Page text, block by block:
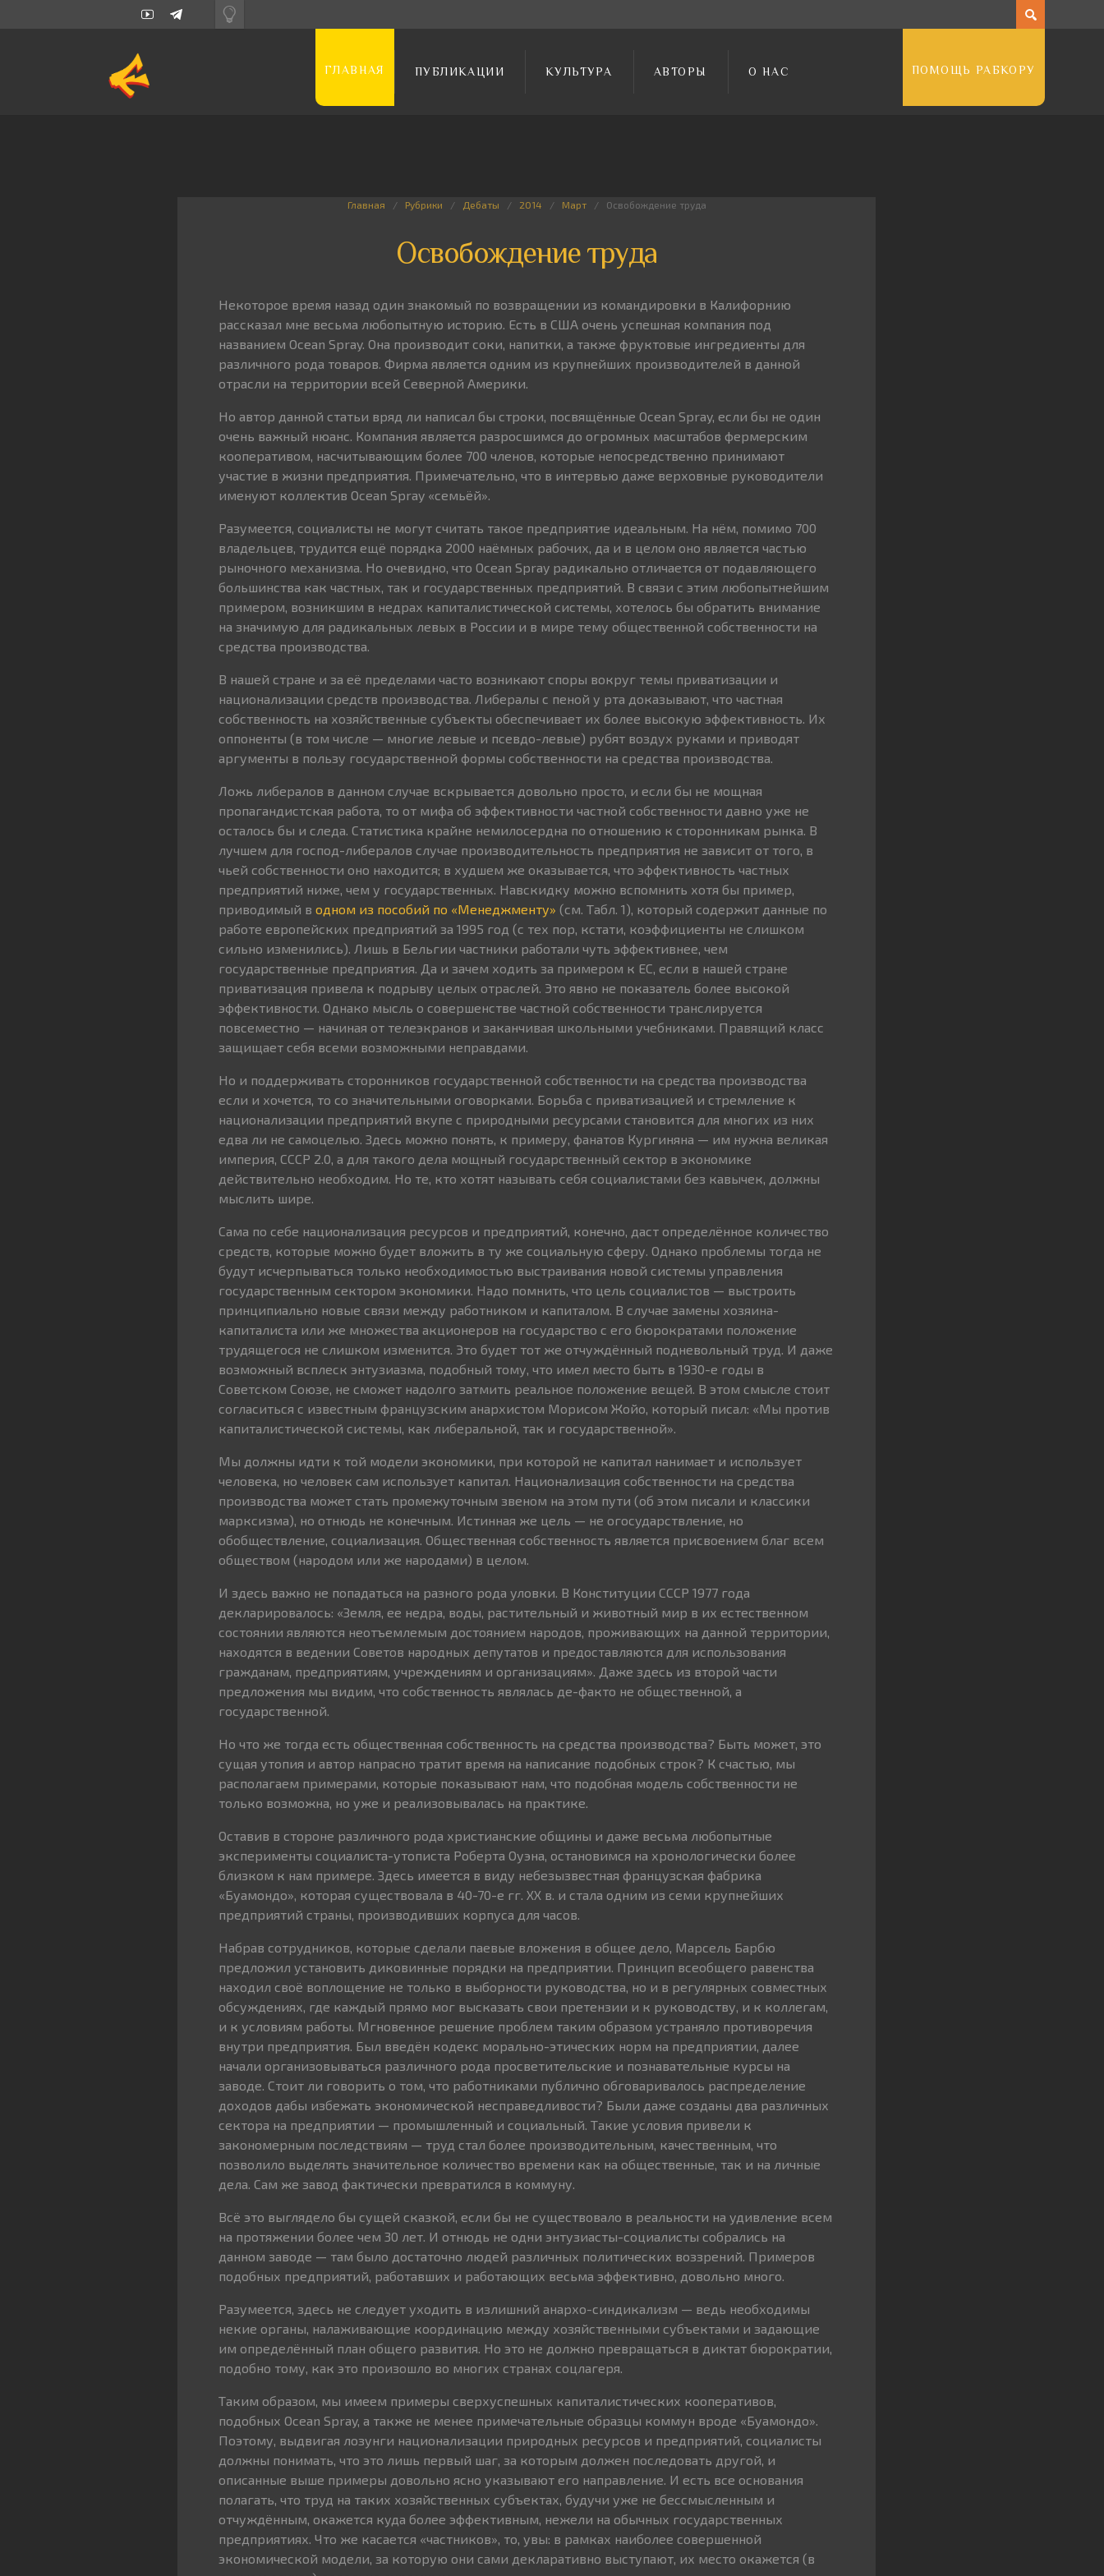
ГЛАВНАЯ ПУБЛИКАЦИИ КУЛЬТУРА АВТОРЫ О НАС ПОМОЩЬ РАБКОРУ
Главная Рубрики Дебаты 2014 Март Освобождение труда
Освобождение труда
Некоторое время назад один знакомый по возвращении из командировки в Калифорнию
рассказал мне весьма любопытную историю. Есть в США очень успешная компания под
названием Ocean Spray. Она производит соки, напитки, а также фруктовые ингредиенты для
различного рода товаров. Фирма является одним из крупнейших производителей в данной
отрасли на территории всей Северной Америки.
Но автор данной статьи вряд ли написал бы строки, посвящённые Ocean Spray, если бы не один
очень важный нюанс. Компания является разросшимся до огромных масштабов фермерским
кооперативом, насчитывающим более 700 членов, которые непосредственно принимают
участие в жизни предприятия. Примечательно, что в интервью даже верховные руководители
именуют коллектив Ocean Spray «семьёй».
Разумеется, социалисты не могут считать такое предприятие идеальным. На нём, помимо 700
владельцев, трудится ещё порядка 2000 наёмных рабочих, да и в целом оно является частью
рыночного механизма. Но очевидно, что Ocean Spray радикально отличается от подавляющего
большинства как частных, так и государственных предприятий. В связи с этим любопытнейшим
примером, возникшим в недрах капиталистической системы, хотелось бы обратить внимание
на значимую для радикальных левых в России и в мире тему общественной собственности на
средства производства.
В нашей стране и за её пределами часто возникают споры вокруг темы приватизации и
национализации средств производства. Либералы с пеной у рта доказывают, что частная
собственность на хозяйственные субъекты обеспечивает их более высокую эффективность. Их
оппоненты (в том числе — многие левые и псевдо-левые) рубят воздух руками и приводят
аргументы в пользу государственной формы собственности на средства производства.
Ложь либералов в данном случае вскрывается довольно просто, и если бы не мощная
пропагандистская работа, то от мифа об эффективности частной собственности давно уже не
осталось бы и следа. Статистика крайне немилосердна по отношению к сторонникам рынка. В
лучшем для господ-либералов случае производительность предприятия не зависит от того, в
чьей собственности оно находится; в худшем же оказывается, что эффективность частных
предприятий ниже, чем у государственных. Навскидку можно вспомнить хотя бы пример,
приводимый в одном из пособий по «Менеджменту» (см. Табл. 1), который содержит данные по
работе европейских предприятий за 1995 год (с тех пор, кстати, коэффициенты не слишком
сильно изменились). Лишь в Бельгии частники работали чуть эффективнее, чем
государственные предприятия. Да и зачем ходить за примером к ЕС, если в нашей стране
приватизация привела к подрыву целых отраслей. Это явно не показатель более высокой
эффективности. Однако мысль о совершенстве частной собственности транслируется
повсеместно — начиная от телеэкранов и заканчивая школьными учебниками. Правящий класс
защищает себя всеми возможными неправдами.
Но и поддерживать сторонников государственной собственности на средства производства
если и хочется, то со значительными оговорками. Борьба с приватизацией и стремление к
национализации предприятий вкупе с природными ресурсами становится для многих из них
едва ли не самоцелью. Здесь можно понять, к примеру, фанатов Кургиняна — им нужна великая
империя, СССР 2.0, а для такого дела мощный государственный сектор в экономике
действительно необходим. Но те, кто хотят называть себя социалистами без кавычек, должны
мыслить шире.
Сама по себе национализация ресурсов и предприятий, конечно, даст определённое количество
средств, которые можно будет вложить в ту же социальную сферу. Однако проблемы тогда не
будут исчерпываться только необходимостью выстраивания новой системы управления
государственным сектором экономики. Надо помнить, что цель социалистов — выстроить
принципиально новые связи между работником и капиталом. В случае замены хозяина-
капиталиста или же множества акционеров на государство с его бюрократами положение
трудящегося не слишком изменится. Это будет тот же отчуждённый подневольный труд. И даже
возможный всплеск энтузиазма, подобный тому, что имел место быть в 1930-е годы в
Советском Союзе, не сможет надолго затмить реальное положение вещей. В этом смысле стоит
согласиться с известным французским анархистом Морисом Жойо, который писал: «Мы против
капиталистической системы, как либеральной, так и государственной».
Мы должны идти к той модели экономики, при которой не капитал нанимает и использует
человека, но человек сам использует капитал. Национализация собственности на средства
производства может стать промежуточным звеном на этом пути (об этом писали и классики
марксизма), но отнюдь не конечным. Истинная же цель — не огосударствление, но
обобществление, социализация. Общественная собственность является присвоением благ всем
обществом (народом или же народами) в целом.
И здесь важно не попадаться на разного рода уловки. В Конституции СССР 1977 года
декларировалось: «Земля, ее недра, воды, растительный и животный мир в их естественном
состоянии являются неотъемлемым достоянием народов, проживающих на данной территории,
находятся в ведении Советов народных депутатов и предоставляются для использования
гражданам, предприятиям, учреждениям и организациям». Даже здесь из второй части
предложения мы видим, что собственность являлась де-факто не общественной, а
государственной.
Но что же тогда есть общественная собственность на средства производства? Быть может, это
сущая утопия и автор напрасно тратит время на написание подобных строк? К счастью, мы
располагаем примерами, которые показывают нам, что подобная модель собственности не
только возможна, но уже и реализовывалась на практике.
Оставив в стороне различного рода христианские общины и даже весьма любопытные
эксперименты социалиста-утописта Роберта Оуэна, остановимся на хронологически более
близком к нам примере. Здесь имеется в виду небезызвестная французская фабрика
«Буамондо», которая существовала в 40-70-е гг. XX в. и стала одним из семи крупнейших
предприятий страны, производивших корпуса для часов.
Набрав сотрудников, которые сделали паевые вложения в общее дело, Марсель Барбю
предложил установить диковинные порядки на предприятии. Принцип всеобщего равенства
находил своё воплощение не только в выборности руководства, но и в регулярных совместных
обсуждениях, где каждый прямо мог высказать свои претензии и к руководству, и к коллегам,
и к условиям работы. Мгновенное решение проблем таким образом устраняло противоречия
внутри предприятия. Был введён кодекс морально-этических норм на предприятии, далее
начали организовываться различного рода просветительские и познавательные курсы на
заводе. Стоит ли говорить о том, что работниками публично обговаривалось распределение
доходов дабы избежать экономической несправедливости? Были даже созданы два различных
сектора на предприятии — промышленный и социальный. Такие условия привели к
закономерным последствиям — труд стал более производительным, качественным, что
позволило выделять значительное количество времени как на общественные, так и на личные
дела. Сам же завод фактически превратился в коммуну.
Всё это выглядело бы сущей сказкой, если бы не существовало в реальности на удивление всем
на протяжении более чем 30 лет. И отнюдь не одни энтузиасты-социалисты собрались на
данном заводе — там было достаточно людей различных политических воззрений. Примеров
подобных предприятий, работавших и работающих весьма эффективно, довольно много.
Разумеется, здесь не следует уходить в излишний анархо-синдикализм — ведь необходимы
некие органы, налаживающие координацию между хозяйственными субъектами и задающие
им определённый план общего развития. Но это не должно превращаться в диктат бюрократии,
подобно тому, как это произошло во многих странах соцлагеря.
Таким образом, мы имеем примеры сверхуспешных капиталистических кооперативов,
подобных Ocean Spray, а также не менее примечательные образцы коммун вроде «Буамондо».
Поэтому, выдвигая лозунги национализации природных ресурсов и предприятий, социалисты
должны понимать, что это лишь первый шаг, за которым должен последовать другой, и
описанные выше примеры довольно ясно указывают его направление. И есть все основания
полагать, что труд на таких хозяйственных субъектах, будучи уже не бессмысленным и
отчуждённым, окажется куда более эффективным, нежели на обычных государственных
предприятиях. Что же касается «частников», то, увы: в рамках наиболее совершенной
экономической модели, за которую они сами декларативно выступают, их место окажется (в